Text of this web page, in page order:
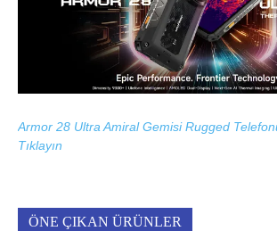
Armor 28 Ultra Amiral Gemisi Rugged
Tıklayın
ÖNE ÇIKAN ÜRÜNLER